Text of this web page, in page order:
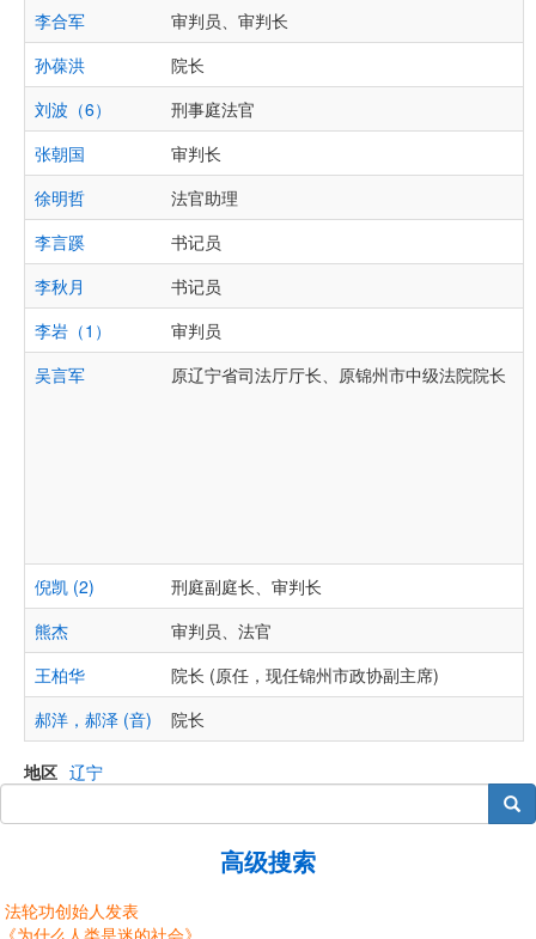
李合军
审判员、审判长
孙葆洪
院长
刘波（6）
刑事庭法官
张朝国
审判长
徐明哲
法官助理
李言蹊
书记员
李秋月
书记员
李岩（1）
审判员
吴言军
原辽宁省司法厅厅长、原锦州市中级法院院长
倪凯 (2) 刑庭副庭长、审判长
熊杰
审判员、法官
王柏华
院长 (原任，现任锦州市政协副主席)
郝洋，郝泽 (音)
院长
地区 辽宁
搜索
高级搜索
法轮功创始人发表
《为什么人类是迷的社会》